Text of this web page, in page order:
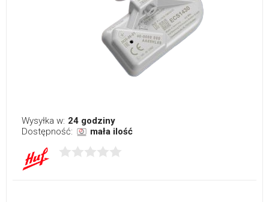
Wysyłka w: 24 godziny
Dostępność:
mała ilość